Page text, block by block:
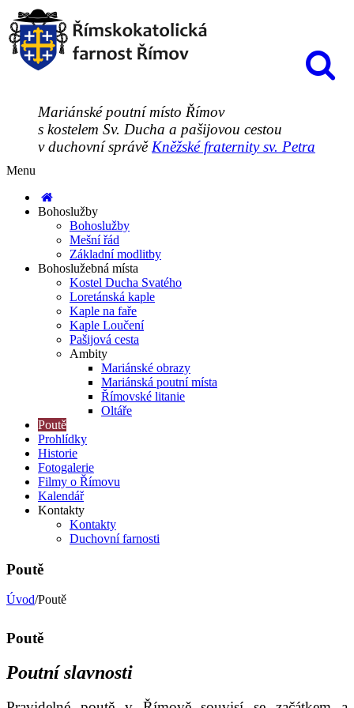
Mariánské poutní místo Římov
s kostelem Sv. Ducha a pašijovou cestou
v duchovní správě Kněžské fraternity sv. Petra
Menu
Bohoslužby
Bohoslužby
Mešní řád
Základní modlitby
Bohoslužebná místa
Kostel Ducha Svatého
Loretánská kaple
Kaple na faře
Kaple Loučení
Pašijová cesta
Ambity
Mariánské obrazy
Mariánská poutní místa
Římovské litanie
Oltáře
Poutě
Prohlídky
Historie
Fotogalerie
Filmy o Římovu
Kalendář
Kontakty
Kontakty
Duchovní farnosti
Poutě
Úvod/Poutě
Poutě
Poutní slavnosti